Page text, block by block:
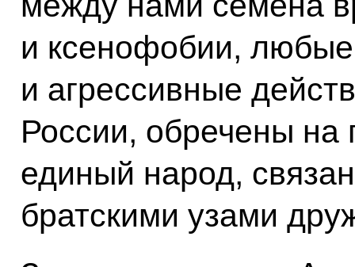
и ксенофобии,
и агрессивные
России, обречены
единый народ,
братскими узами